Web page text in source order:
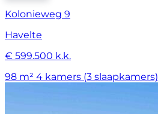
Kolonieweg 9
Havelte
€ 599.500 k.k.
98 m² 4 kamers (3 slaapkamers)